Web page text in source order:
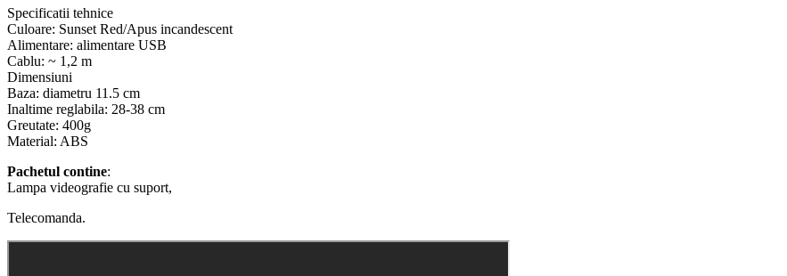
Specificatii tehnice
Culoare: Sunset Red/Apus incandescent
Alimentare: alimentare USB
Cablu: ~ 1,2 m
Dimensiuni
Baza: diametru 11.5 cm
Inaltime reglabila: 28-38 cm
Greutate: 400g
Material: ABS
Pachetul contine:
Lampa videografie cu suport,
Telecomanda.